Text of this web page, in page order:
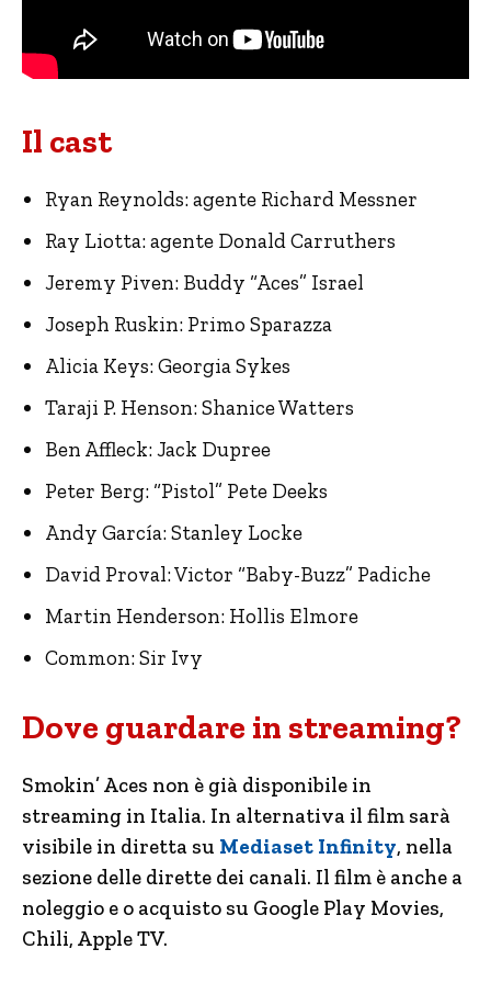
Il cast
Ryan Reynolds: agente Richard Messner
Ray Liotta: agente Donald Carruthers
Jeremy Piven: Buddy “Aces” Israel
Joseph Ruskin: Primo Sparazza
Alicia Keys: Georgia Sykes
Taraji P. Henson: Shanice Watters
Ben Affleck: Jack Dupree
Peter Berg: “Pistol” Pete Deeks
Andy García: Stanley Locke
David Proval: Victor “Baby-Buzz” Padiche
Martin Henderson: Hollis Elmore
Common: Sir Ivy
Dove guardare in streaming?
Smokin’ Aces non è già disponibile in
streaming in Italia. In alternativa il film sarà
visibile in diretta su Mediaset Infinity, nella
sezione delle dirette dei canali. Il film è anche a
noleggio e o acquisto su Google Play Movies,
Chili, Apple TV.